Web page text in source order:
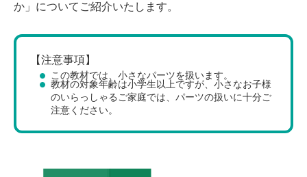
か」についてご紹介いたします。
【注意事項】
この教材では、小さなパーツを扱います。
教材の対象年齢は小学生以上ですが、小さなお子様
のいらっしゃるご家庭では、パーツの扱いに十分ご
注意ください。